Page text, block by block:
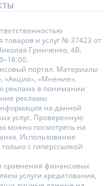
и услуг № 37423 от
Гринченко, 4В,
портал. Материалы
«Акция», «Мнение»,
реклама в понимании
рекламы
на данной
услуг. Проверенную
можно посмотреть на
Использование
с гиперссылкой
сравнения финансовых
услуги кредитования,